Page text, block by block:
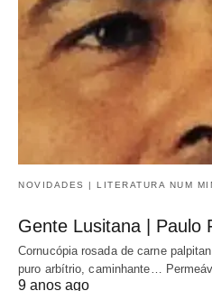
NOVIDADES | LITERATURA NUM
Gente Lusitana | Paulo
Cornucópia rosada de carne
puro arbítrio, caminhante…
9 anos ago